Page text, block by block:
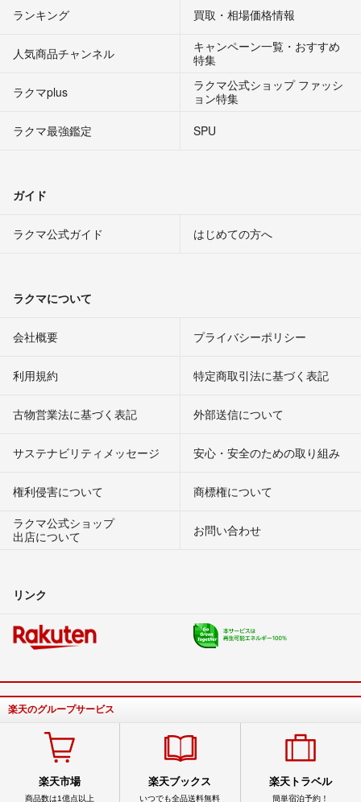
ランキング 買取・相場価格情報
人気商品チャンネル
キャンペーン一覧・おすすめ
特集
ラクマplus
ラクマ公式ショップ ファッシ
ョン特集
ラクマ最強鑑定
SPU
ガイド
ラクマ公式ガイド はじめての方へ
ラクマについて
会社概要 プライバシーポリシー
利用規約 特定商取引法に基づく表記
古物営業法に基づく表記 外部送信について
サステナビリティメッセージ 安心・安全のための取り組み
権利侵害について
商標権について
ラクマ公式ショップ
出店について
お問い合わせ
リンク
楽天のグループサービス
楽天市場
商品数は1億点以上
楽天ブックス
いつでも全品送料無料
楽天トラベル
簡単宿泊予約！